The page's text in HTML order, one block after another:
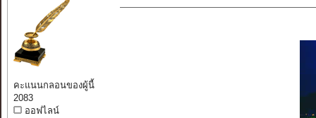
คะแนนกลอนของผู้นี้
2083
ออฟไลน์